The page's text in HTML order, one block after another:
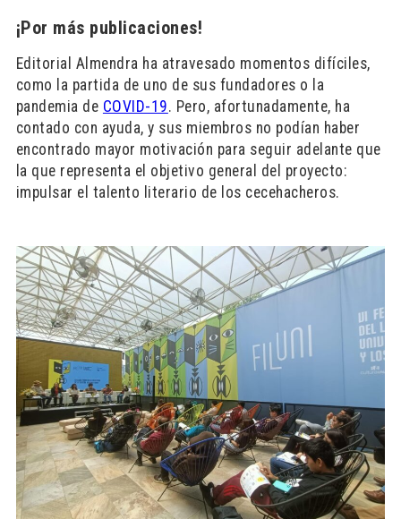
¡Por más publicaciones!
Editorial Almendra ha atravesado momentos difíciles,
como la partida de uno de sus fundadores o la
pandemia de COVID-19. Pero, afortunadamente, ha
contado con ayuda, y sus miembros no podían haber
encontrado mayor motivación para seguir adelante que
la que representa el objetivo general del proyecto:
impulsar el talento literario de los cecehacheros.